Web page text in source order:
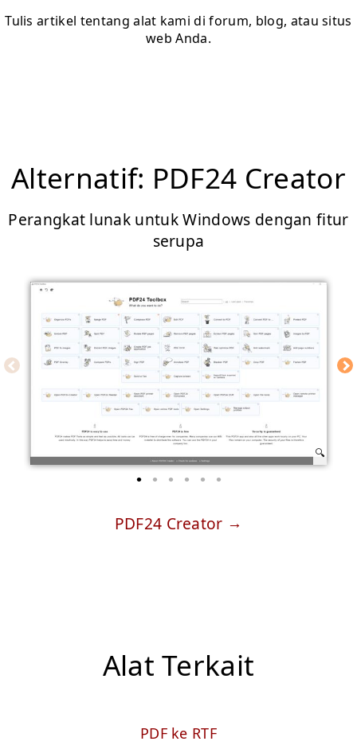
Tulis artikel tentang alat kami di forum, blog, atau situs
web Anda.
Alternatif: PDF24 Creator
Perangkat lunak untuk Windows dengan fitur
serupa
PDF24 Creator
Alat Terkait
PDF ke RTF